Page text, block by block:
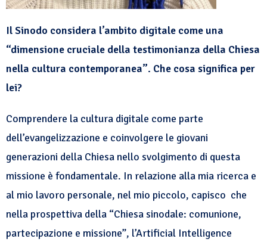
Il Sinodo considera l’ambito digitale come una
“dimensione cruciale della testimonianza della Chiesa
nella cultura contemporanea”. Che cosa significa per
lei?
Comprendere la cultura digitale come parte
dell’evangelizzazione e coinvolgere le giovani
generazioni della Chiesa nello svolgimento di questa
missione è fondamentale. In relazione alla mia ricerca e
al mio lavoro personale, nel mio piccolo, capisco che
nella prospettiva della “Chiesa sinodale: comunione,
partecipazione e missione”, l’Artificial Intelligence